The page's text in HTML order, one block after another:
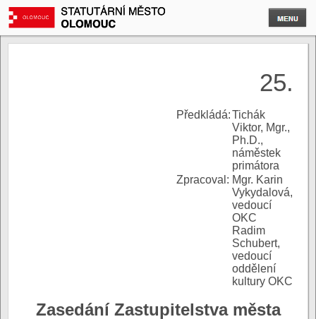
25.
Předkládá:Tichák
Viktor, Mgr.,
Ph.D.,
náměstek
primátora
Zpracoval: Mgr. Karin
Vykydalová,
vedoucí
OKC
Radim
Schubert,
vedoucí
oddělení
kultury OKC
Zasedání Zastupitelstva města